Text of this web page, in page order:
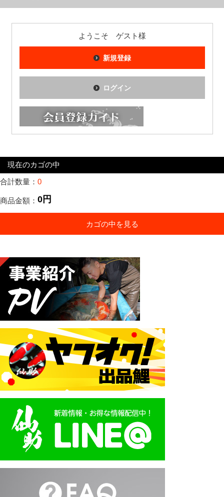
ようこそ ゲスト様
新規登録
ログイン
現在のカゴの中
合計数量： 0
商品金額： 0円
カゴの中を見る